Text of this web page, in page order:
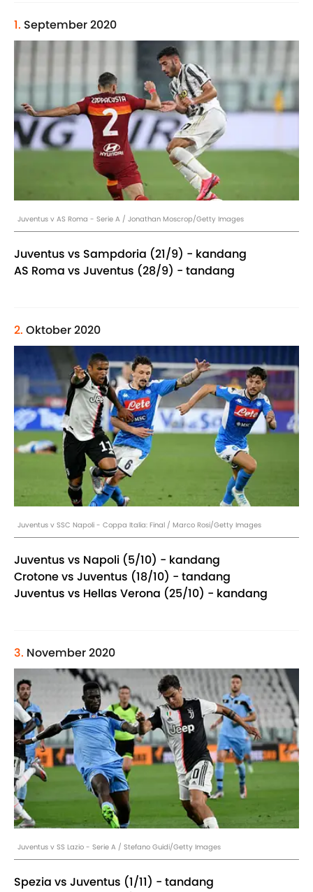
1. September 2020
Juventus v AS Roma - Serie A / Jonathan Moscrop/Getty Images
Juventus vs Sampdoria (21/9) - kandang
AS Roma vs Juventus (28/9) - tandang
2. Oktober 2020
Juventus v SSC Napoli - Coppa Italia: Final / Marco Rosi/Getty Images
Juventus vs Napoli (5/10) - kandang
Crotone vs Juventus (18/10) - tandang
Juventus vs Hellas Verona (25/10) - kandang
3. November 2020
Juventus v SS Lazio - Serie A / Stefano Guidi/Getty Images
Spezia vs Juventus (1/11) - tandang